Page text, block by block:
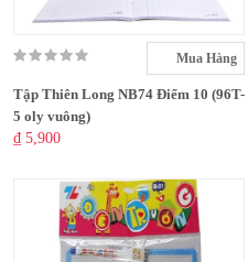
Mua Hàng
Tập Thiên Long NB74 Điểm 10 (96T-
5 oly vuông)
₫ 5,900